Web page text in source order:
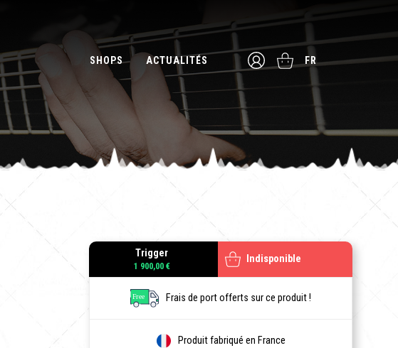
SHOPS ACTUALITÉS FR
Trigger
1 900,00 €
Indisponible
Frais de port offerts sur ce produit !
Produit fabriqué en France